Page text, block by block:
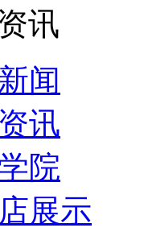
讯
闻
讯
院
展示